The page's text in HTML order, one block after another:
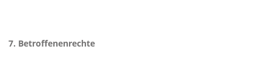
7. Betroffenenrechte